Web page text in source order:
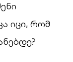
იცი, რომ